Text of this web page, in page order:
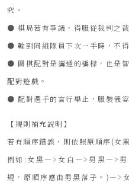
究。
● 棋局若有爭議，得服從裁判之裁
● 輪到同組隊員下次一手時，不
● 圍棋配對是溝通的橋樑，也是
配對遊戲。
● 配對選手的言行舉止，服裝儀
【規則補充說明】
若有順序錯誤，則依照原順序(女
例如:女黑—>女白—>男黑—>
規，原順序應由男黑落子。)—>